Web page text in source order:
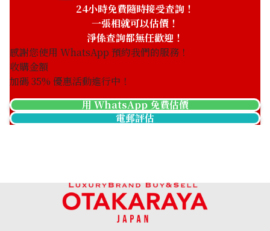
24小時免費隨時接受查詢！
一張相就可以估價！
淨係查詢都無任歡迎！
感謝您使用 WhatsApp 預約我們的服務！
收購金額
加碼35% 優惠活動進行中！
用 WhatsApp 免費估價
電郵評估